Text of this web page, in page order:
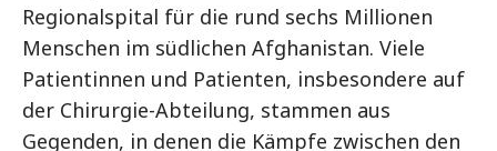
Regionalspital für die rund sechs Millionen
Menschen im südlichen Afghanistan. Viele
Patientinnen und Patienten, insbesondere auf
der Chirurgie-Abteilung, stammen aus
Gegenden, in denen die Kämpfe zwischen den